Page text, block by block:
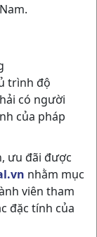
trình độ
có người
của pháp
ưu đãi được
nhằm mục
viên tham
đặc tính của